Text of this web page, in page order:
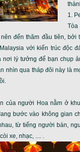
1.
đến thăm đầu tiên, bởi
với kiến trúc độc
nơi lý tưởng để bạn chụp
nhìn qua tháp đôi này là
của người Hoa nằm ở
bước vào không gian
từ tiếng người bán,
xe, nhạc, .... .